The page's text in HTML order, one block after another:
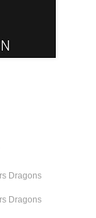
Dragons
Dragons